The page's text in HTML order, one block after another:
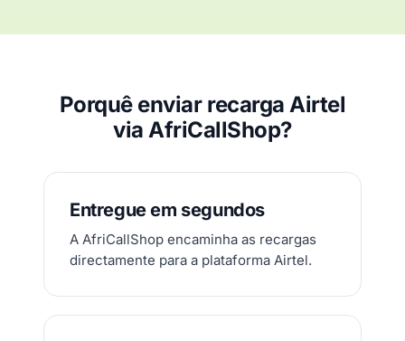
Porquê enviar recarga Airtel
via AfriCallShop?
Entregue em segundos
A AfriCallShop encaminha as recargas
directamente para a plataforma Airtel.